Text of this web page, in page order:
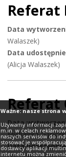
Referat
Data
Walaszek)
Data
(Alicja Walaszek)
Referat
Data
Michalska-
Data
Ważne: nasze strona
Używamy informacji
m.in. w celach
naszych serwisów do
stosować je
dostawcy aplikacji
internetu można